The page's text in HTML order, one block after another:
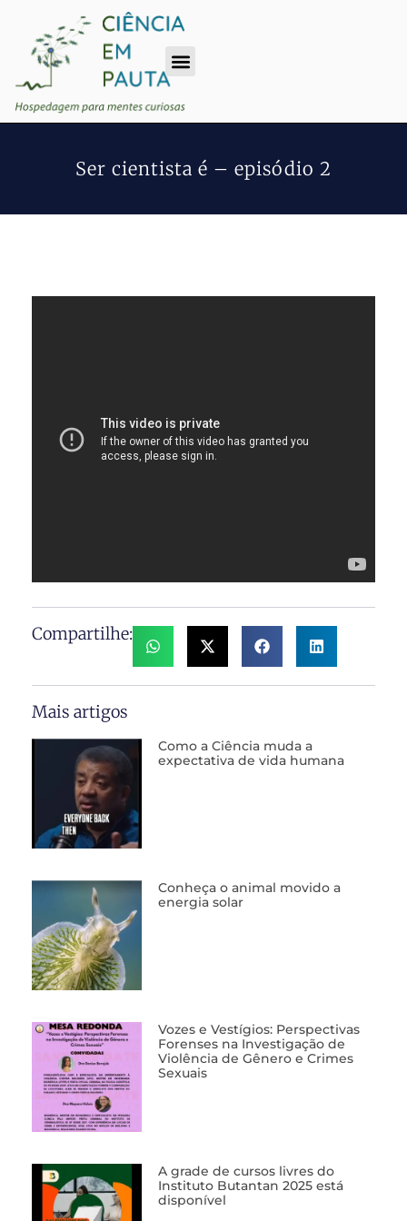
Ser cientista é – episódio 2
Compartilhe:
Mais artigos
Como a Ciência muda a
expectativa de vida humana
Conheça o animal movido a
energia solar
Vozes e Vestígios: Perspectivas
Forenses na Investigação de
Violência de Gênero e Crimes
Sexuais
A grade de cursos livres do
Instituto Butantan 2025 está
disponível